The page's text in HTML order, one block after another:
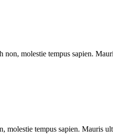
molestie tempus sapien.
tempus sapien. Mauris